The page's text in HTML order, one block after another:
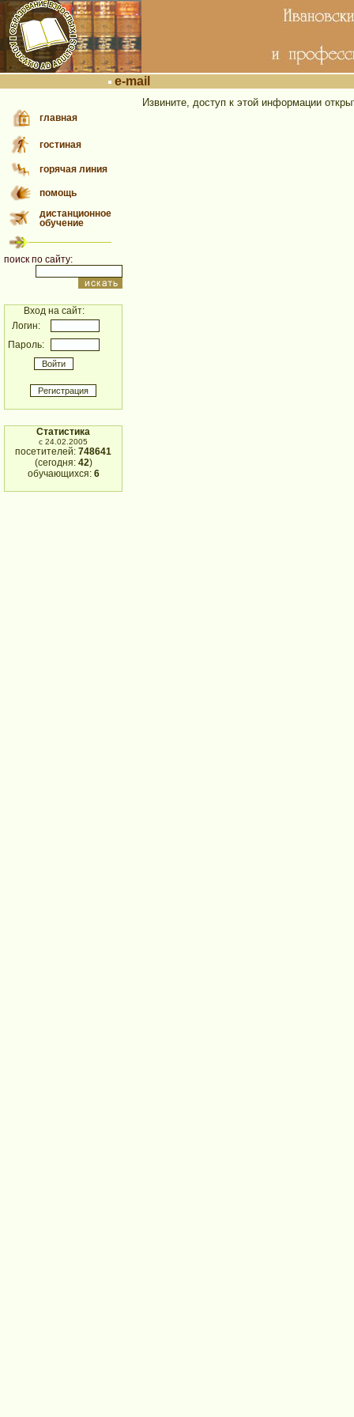
e-mail
главная
гостиная
горячая линия
помощь
дистанционное
обучение
поиск по сайту:
Вход на сайт:
Логин:
Пароль:
Статистика
с 24.02.2005
посетителей: 748641
(сегодня: 42)
обучающихся: 6
Извините, доступ к этой информации